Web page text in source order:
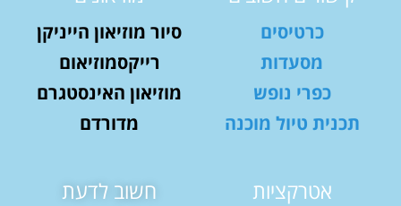
כרטיסים
מסעדות
כפרי נופש
תכנית טיול מוכנה
סיור מוזיאון הייניקן
רייקסמוזיאום
מוזיאון האינסטגרם
מדורדם
אטרקציות חשוב לדעת